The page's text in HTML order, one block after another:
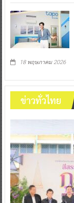
18 พฤษภาคม 2026
ข่าวทั่วไทย